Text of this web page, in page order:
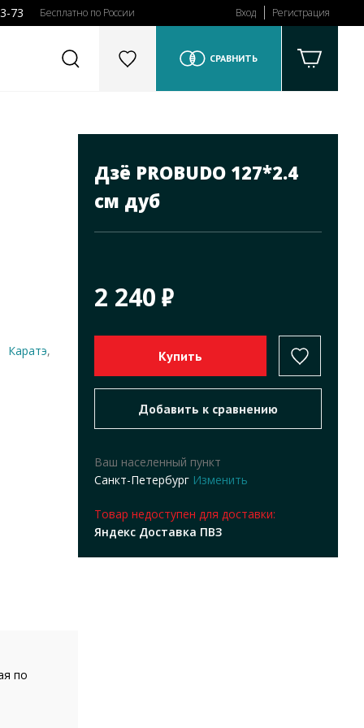
73 Бесплатно по России Вход Регистрация
СРАВНИТЬ
Каратэ
Дзё PROBUDO 127*2.4
см дуб
2 240
Ваш населенный пункт
Санкт-Петербург Изменить
Товар недоступен для доставки:
Яндекс Доставка ПВЗ
по